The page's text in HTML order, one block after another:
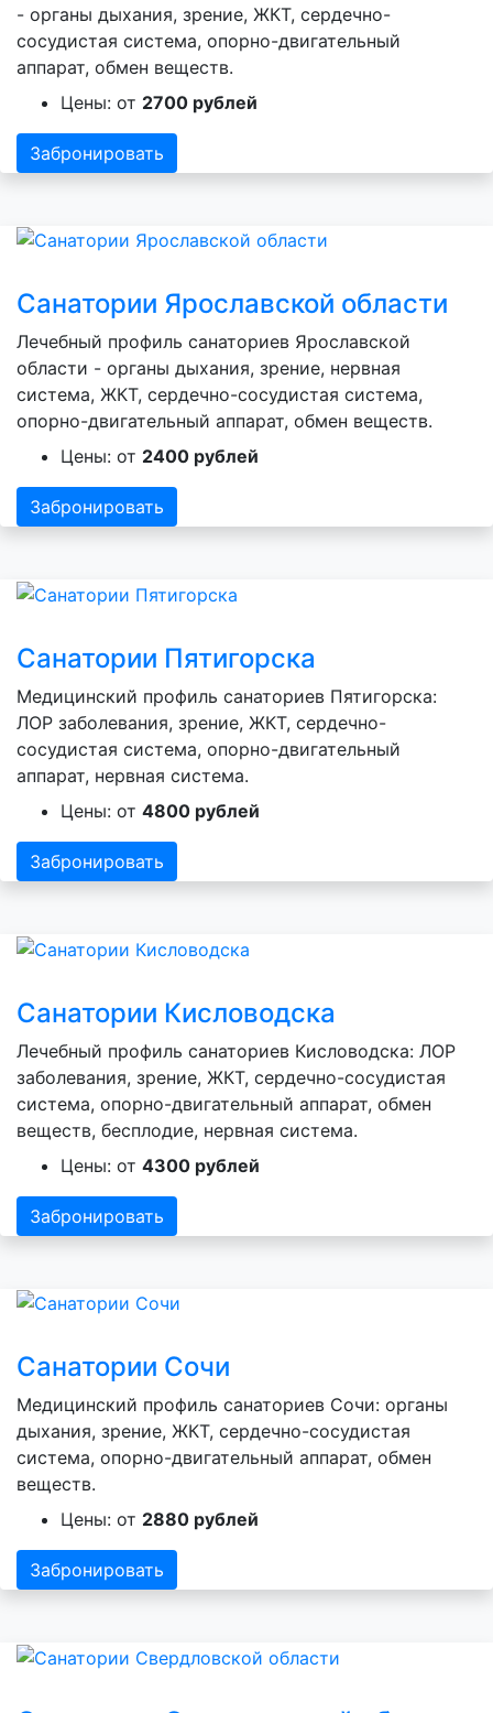
- органы дыхания, зрение, ЖКТ, сердечно-
сосудистая система, опорно-двигательный
аппарат, обмен веществ.
Цены: от 2700 рублей
Забронировать
Санатории Ярославской области
Лечебный профиль санаториев Ярославской
области - органы дыхания, зрение, нервная
система, ЖКТ, сердечно-сосудистая система,
опорно-двигательный аппарат, обмен веществ.
Цены: от 2400 рублей
Забронировать
Санатории Пятигорска
Медицинский профиль санаториев Пятигорска:
ЛОР заболевания, зрение, ЖКТ, сердечно-
сосудистая система, опорно-двигательный
аппарат, нервная система.
Цены: от 4800 рублей
Забронировать
Санатории Кисловодска
Лечебный профиль санаториев Кисловодска: ЛОР
заболевания, зрение, ЖКТ, сердечно-сосудистая
система, опорно-двигательный аппарат, обмен
веществ, бесплодие, нервная система.
Цены: от 4300 рублей
Забронировать
Санатории Сочи
Медицинский профиль санаториев Сочи: органы
дыхания, зрение, ЖКТ, сердечно-сосудистая
система, опорно-двигательный аппарат, обмен
веществ.
Цены: от 2880 рублей
Забронировать